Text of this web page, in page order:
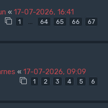
« 17-07-2026, 16:41
1 … 64 65 66 67
« 17-07-2026, 09:09
1 2 3 4 5 6